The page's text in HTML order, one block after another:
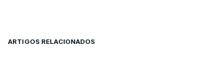
ARTIGOS RELACIONADOS